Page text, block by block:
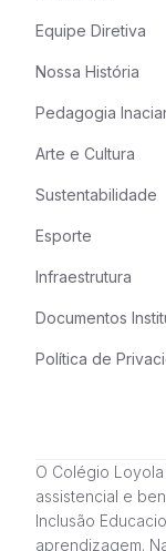
Equipe Diretiva
Nossa História
Pedagogia
Arte e Cultura
Sustentabilidade
Esporte
Infraestrutura
Documentos
Política de
O Colégio
assistencial e
Inclusão
aprendizagem.